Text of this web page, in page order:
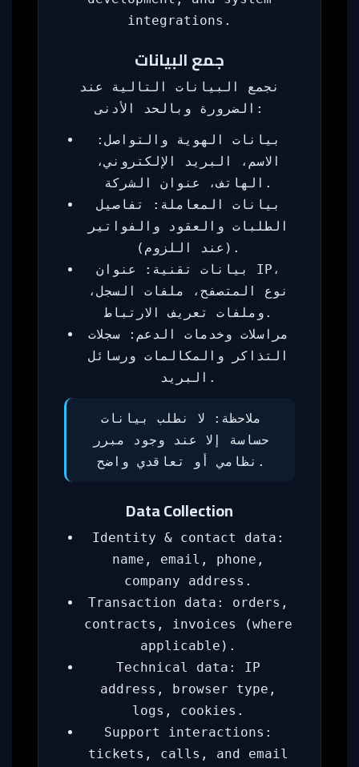
integrations.
جمع البيانات
نجمع البيانات التالية عند
الضرورة وبالحد الأدنى:
بيانات الهوية والتواصل:
الاسم، البريد الإلكتروني،
الهاتف، عنوان الشركة.
بيانات المعاملة: تفاصيل
الطلبات والعقود والفواتير
(عند اللزوم).
بيانات تقنية: عنوان IP،
نوع المتصفح، ملفات السجل،
وملفات تعريف الارتباط.
مراسلات وخدمات الدعم: سجلات
التذاكر والمكالمات ورسائل
البريد.
ملاحظة: لا نطلب بيانات
حساسة إلا عند وجود مبرر
نظامي أو تعاقدي واضح.
Data Collection
Identity & contact data:
name, email, phone,
company address.
Transaction data: orders,
contracts, invoices (where
applicable).
Technical data: IP
address, browser type,
logs, cookies.
Support interactions:
tickets, calls, and email